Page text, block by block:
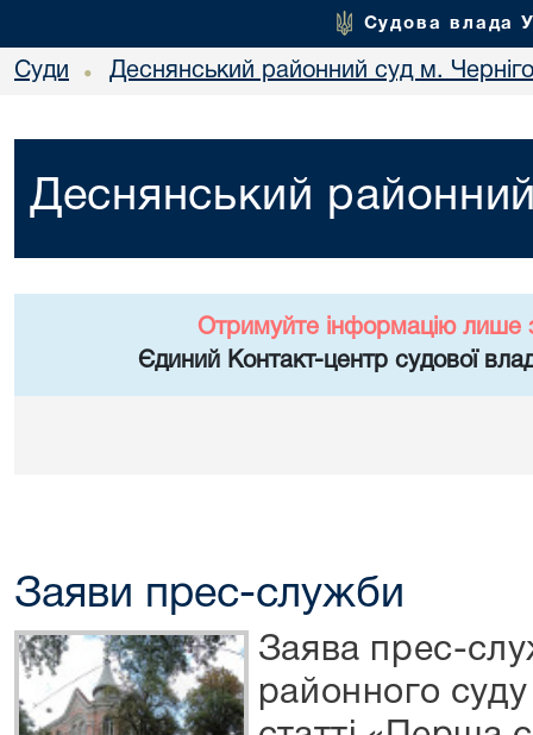
Судова влада
Суди • Деснянський районний суд м.
Деснянський
Отримуйте інформацію лише
Єдиний Контакт-центр судової
Заяви прес-служби
Заява прес-
районного суду